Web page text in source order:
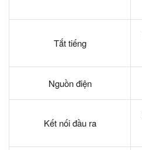
Tắt tiếng
Nguồn điện
Kết nối đầu ra